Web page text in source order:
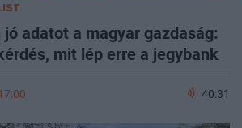
adatot a magyar gazdaság:
mit lép erre a jegybank
40:31